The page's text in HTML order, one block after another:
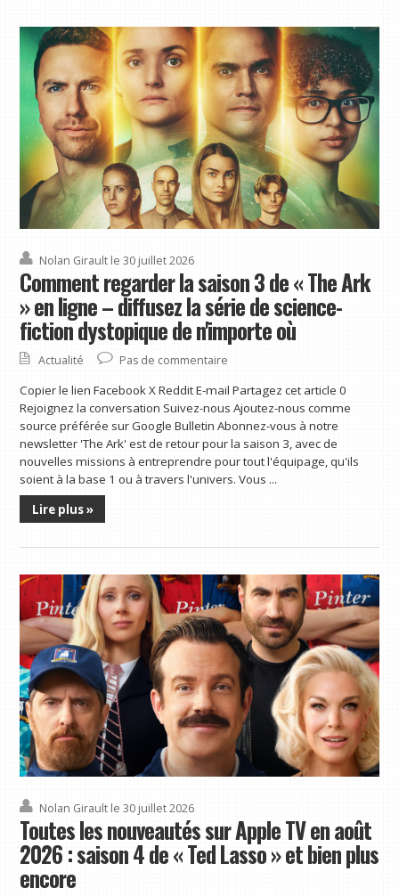
Nolan Girault le 30 juillet 2026
Comment regarder la saison 3 de « The Ark
» en ligne – diffusez la série de science-
fiction dystopique de n'importe où
Actualité Pas de commentaire
Copier le lien Facebook X Reddit E-mail Partagez cet article 0
Rejoignez la conversation Suivez-nous Ajoutez-nous comme
source préférée sur Google Bulletin Abonnez-vous à notre
newsletter 'The Ark' est de retour pour la saison 3, avec de
nouvelles missions à entreprendre pour tout l'équipage, qu'ils
soient à la base 1 ou à travers l'univers. Vous ...
Lire plus »
Nolan Girault le 30 juillet 2026
Toutes les nouveautés sur Apple TV en août
2026 : saison 4 de « Ted Lasso » et bien plus
encore